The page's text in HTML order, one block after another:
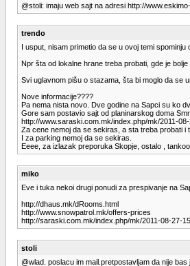
@stoli: imaju web sajt na adresi http://
trendo
I usput, nisam primetio da se u ovoj temi
Npr šta od lokalne hrane treba probati, gde je
Svi uglavnom pišu o stazama, šta bi moglo da se
Nove informacije????
Pa nema nista novo. Dve godine na Sapci su ko
Gore sam postavio sajt od planinarskog doma
http://www.saraski.com.mk/index.php/mk/2011-
Za cene nemoj da se sekiras, a sta treba probati
I za parking nemoj da se sekiras.
Eeee, za izlazak preporuka Skopje, ostalo ,
miko
Eve i tuka nekoi drugi ponudi za prespivanje na
http://dhaus.mk/dRooms.html
http://www.snowpatrol.mk/offers-prices
http://saraski.com.mk/index.php/mk/2011-08-27-
stoli
@wlad. poslacu im mail.pretpostavljam da nije